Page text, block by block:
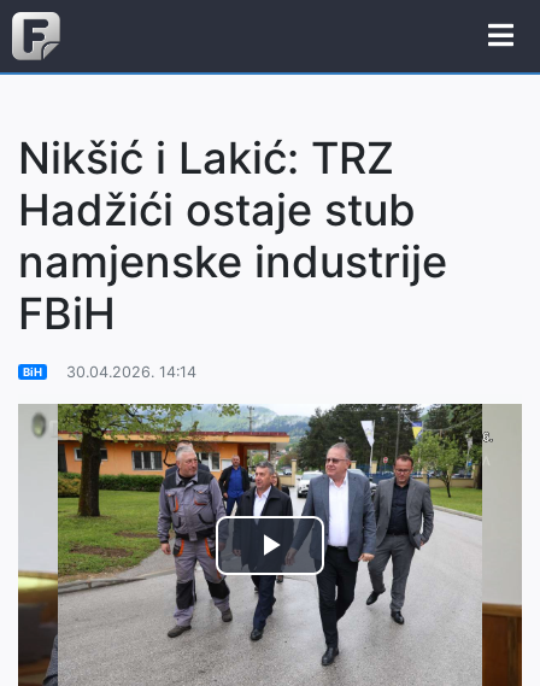
Nikšić i Lakić: TRZ
Hadžići ostaje stub
namjenske industrije
FBiH
BiH 30.04.2026. 14:14
Play
Video